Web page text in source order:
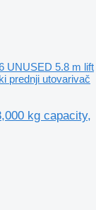
UNUSED 5.8 m lift
prednji utovarivač
kg capacity,